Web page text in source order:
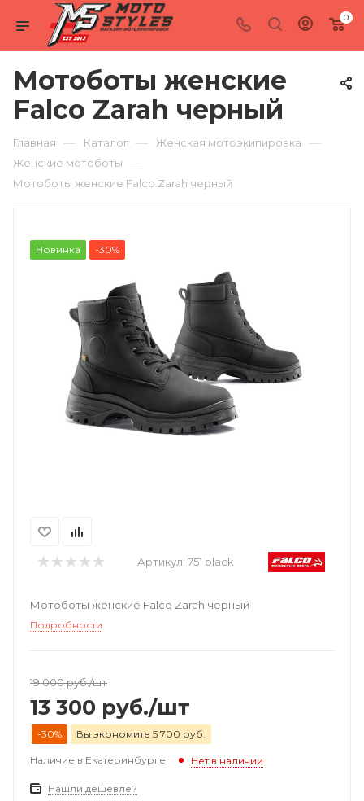
0
Мотоботы женские
Falco Zarah черный
Главная — Каталог — Женская мотоэкипировка —
Женские мотоботы —
Мотоботы женские Falco Zarah черный
Новинка -30%
Артикул: 751 black
Мотоботы женские Falco Zarah черный
Подробности
19 000руб./шт
13 300 руб./шт
-30% Вы экономите 5 700 руб.
Наличие в Екатеринбурге Нет в наличии
Нашли дешевле?